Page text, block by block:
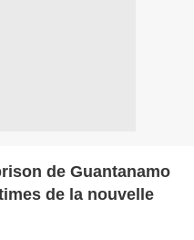
de Guantanamo
de la nouvelle